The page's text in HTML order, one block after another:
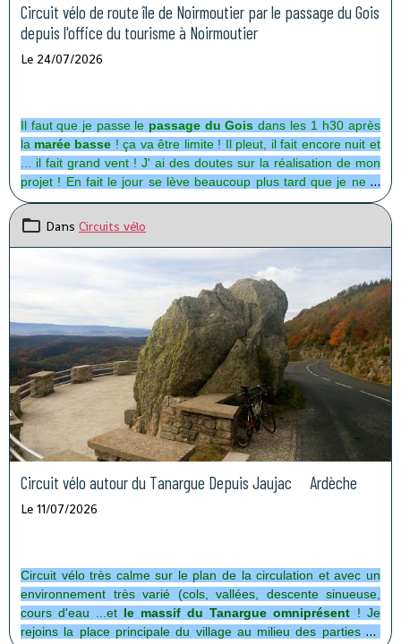
Circuit vélo de route île de Noirmoutier par le passage du Gois
depuis l'office du tourisme à Noirmoutier
Le 24/07/2026
Il faut que je passe le passage du Gois dans les 1 h30 après
la marée basse ! ça va être limite ! Il pleut, il fait encore nuit et
... il fait grand vent ! J' ai des doutes sur la réalisation de mon
projet ! En fait le jour se lève beaucoup plus tard que je ne le
pensais et à 7 h 00, il fait toujours nuit9 . . . Je vais renoncer !!
Dans Circuits vélo
Circuit vélo autour du Tanargue Depuis Jaujac Ardèche
Le 11/07/2026
Circuit vélo très calme sur le plan de la circulation et avec un
environnement très varié (cols, vallées, descente sinueuse,
cours d'eau ...et le massif du Tanargue omniprésent ! Je
rejoins la place principale du village au milieu des parties de